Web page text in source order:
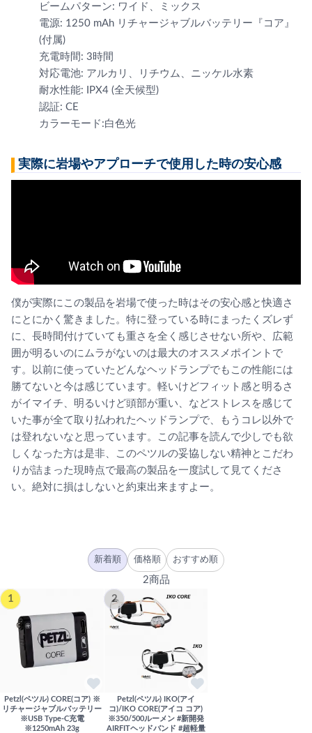
ビームパターン: ワイド、ミックス
電源: 1250 mAh リチャージャブルバッテリー『コア』
(付属)
充電時間: 3時間
対応電池: アルカリ、リチウム、ニッケル水素
耐水性能: IPX4 (全天候型)
認証: CE
カラーモード:白色光
実際に岩場やアプローチで使用した時の安心感
僕が実際にこの製品を岩場で使った時はその安心感と快適さ
にとにかく驚きました。特に登っている時にまったくズレず
に、長時間付けていても重さを全く感じさせない所や、広範
囲が明るいのにムラがないのは最大のオススメポイントで
す。以前に使っていたどんなヘッドランプでもこの性能には
勝てないと今は感じています。軽いけどフィット感と明るさ
がイマイチ、明るいけど頭部が重い、などストレスを感じて
いた事が全て取り払われたヘッドランプで、もうコレ以外で
は登れないなと思っています。この記事を読んで少しでも欲
しくなった方は是非、このペツルの妥協しない精神とこだわ
りが詰まった現時点で最高の製品を一度試して見てくださ
い。絶対に損はしないと約束出来ますよー。
新着順 価格順 おすすめ順
2商品
1
Petzl(ペツル) CORE(コア) ※
リチャージャブルバッテリー
※USB Type-C充電
※1250mAh 23g
2
Petzl(ペツル) IKO(アイ
コ)/IKO CORE(アイコ コア)
※350/500ルーメン #新開発
AIRFITヘッドバンド #超軽量